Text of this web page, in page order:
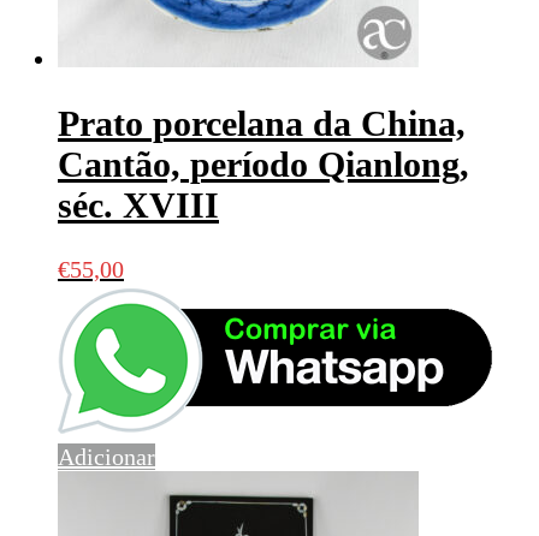
Prato porcelana da China,
Cantão, período Qianlong,
séc. XVIII
€55,00
Adicionar